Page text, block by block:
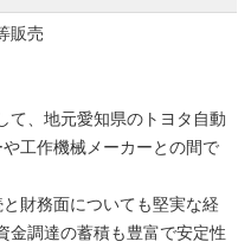
販売
て、地元愛知県のトヨタ自動
工作機械メーカーとの間で
財務面についても堅実な経
金調達の蓄積も豊富で安定性